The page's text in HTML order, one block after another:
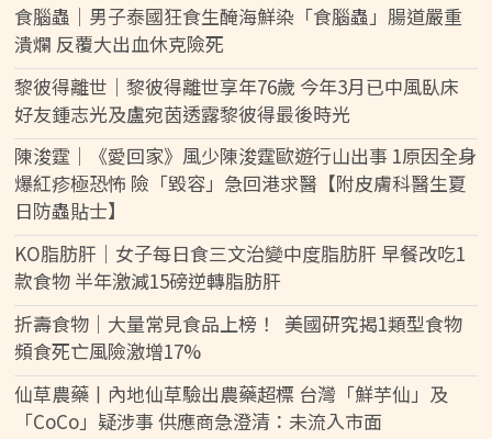
食腦蟲｜男子泰國狂食生醃海鮮染「食腦蟲」腸道嚴重
潰爛 反覆大出血休克險死
黎彼得離世｜黎彼得離世享年76歲 今年3月已中風臥床
好友鍾志光及盧宛茵透露黎彼得最後時光
陳浚霆｜《愛回家》風少陳浚霆歐遊行山出事 1原因全身
爆紅疹極恐怖 險「毀容」急回港求醫【附皮膚科醫生夏
日防蟲貼士】
KO脂肪肝｜女子每日食三文治變中度脂肪肝 早餐改吃1
款食物 半年激減15磅逆轉脂肪肝
折壽食物｜大量常見食品上榜！ 美國研究揭1類型食物
頻食死亡風險激增17%
仙草農藥丨內地仙草驗出農藥超標 台灣「鮮芋仙」及
「CoCo」疑涉事 供應商急澄清：未流入市面